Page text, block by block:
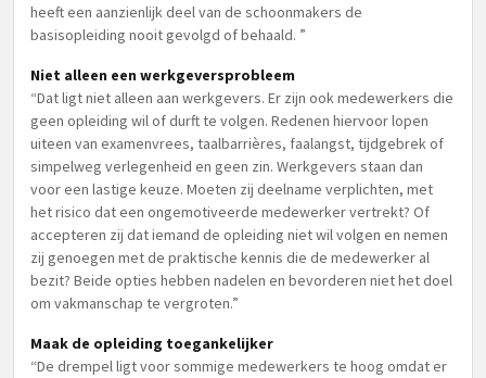
heeft een aanzienlijk deel van de schoonmakers de
basisopleiding nooit gevolgd of behaald. ”
Niet alleen een werkgeversprobleem
“Dat ligt niet alleen aan werkgevers. Er zijn ook medewerkers die
geen opleiding wil of durft te volgen. Redenen hiervoor lopen
uiteen van examenvrees, taalbarrières, faalangst, tijdgebrek of
simpelweg verlegenheid en geen zin. Werkgevers staan dan
voor een lastige keuze. Moeten zij deelname verplichten, met
het risico dat een ongemotiveerde medewerker vertrekt? Of
accepteren zij dat iemand de opleiding niet wil volgen en nemen
zij genoegen met de praktische kennis die de medewerker al
bezit? Beide opties hebben nadelen en bevorderen niet het doel
om vakmanschap te vergroten.”
Maak de opleiding toegankelijker
“De drempel ligt voor sommige medewerkers te hoog omdat er